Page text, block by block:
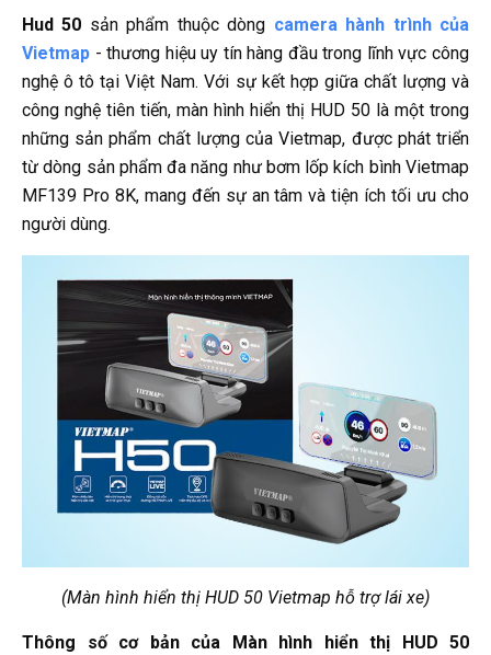
Hud 50 sản phẩm thuộc dòng camera hành trình của
Vietmap - thương hiệu uy tín hàng đầu trong lĩnh vực công
nghệ ô tô tại Việt Nam. Với sự kết hợp giữa chất lượng và
công nghệ tiên tiến, màn hình hiển thị HUD 50 là một trong
những sản phẩm chất lượng của Vietmap, được phát triển
từ dòng sản phẩm đa năng như bơm lốp kích bình Vietmap
MF139 Pro 8K, mang đến sự an tâm và tiện ích tối ưu cho
người dùng.
(Màn hình hiển thị HUD 50 Vietmap hỗ trợ lái xe)
Thông số cơ bản của Màn hình hiển thị HUD 50